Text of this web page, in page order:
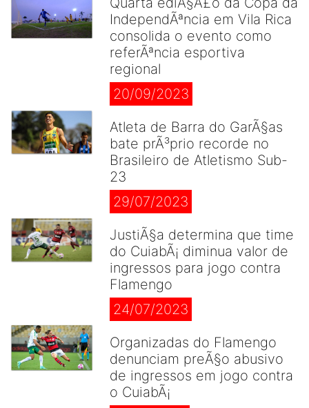
IndependÃªncia em Vila Rica
consolida o evento como
referÃªncia esportiva
regional
20/09/2023
Atleta de Barra do GarÃ§as
bate prÃ³prio recorde no
Brasileiro de Atletismo Sub-
23
29/07/2023
JustiÃ§a determina que time
do CuiabÃ¡ diminua valor de
ingressos para jogo contra
Flamengo
24/07/2023
Organizadas do Flamengo
denunciam preÃ§o abusivo
de ingressos em jogo contra
o CuiabÃ¡